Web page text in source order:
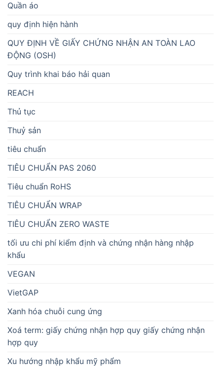
Quần áo
quy định hiện hành
QUY ĐỊNH VỀ GIẤY CHỨNG NHẬN AN TOÀN LAO
ĐỘNG (OSH)
Quy trình khai báo hải quan
REACH
Thủ tục
Thuỷ sản
tiêu chuẩn
TIÊU CHUẨN PAS 2060
Tiêu chuẩn RoHS
TIÊU CHUẨN WRAP
TIÊU CHUẨN ZERO WASTE
tối ưu chi phí kiểm định và chứng nhận hàng nhập
khẩu
VEGAN
VietGAP
Xanh hóa chuỗi cung ứng
Xoá term: giấy chứng nhận hợp quy giấy chứng nhận
hợp quy
Xu hướng nhập khẩu mỹ phẩm